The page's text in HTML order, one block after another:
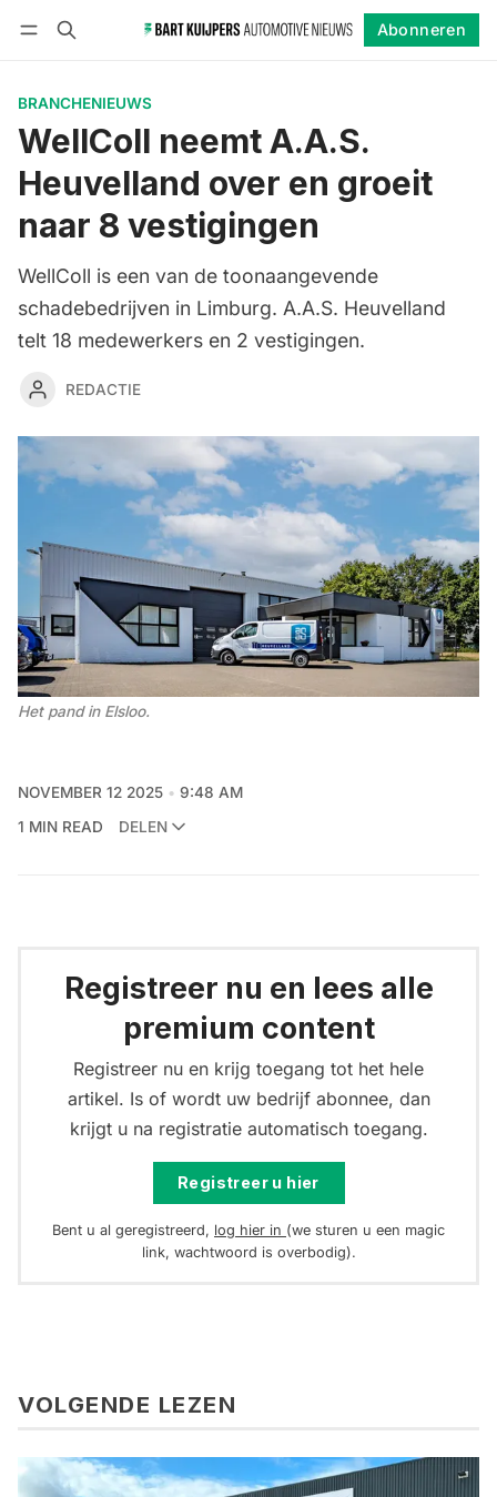
Abonneren
BRANCHENIEUWS
WellColl neemt A.A.S.
Heuvelland over en groeit
naar 8 vestigingen
WellColl is een van de toonaangevende
schadebedrijven in Limburg. A.A.S. Heuvelland
telt 18 medewerkers en 2 vestigingen.
REDACTIE
Het pand in Elsloo.
NOVEMBER 12 2025
9:48 AM
1 MIN READ
DELEN
Registreer nu en lees alle
premium content
Registreer nu en krijg toegang tot het hele
artikel. Is of wordt uw bedrijf abonnee, dan
krijgt u na registratie automatisch toegang.
Registreer u hier
Bent u al geregistreerd, log hier in (we sturen u een magic
link, wachtwoord is overbodig).
VOLGENDE LEZEN